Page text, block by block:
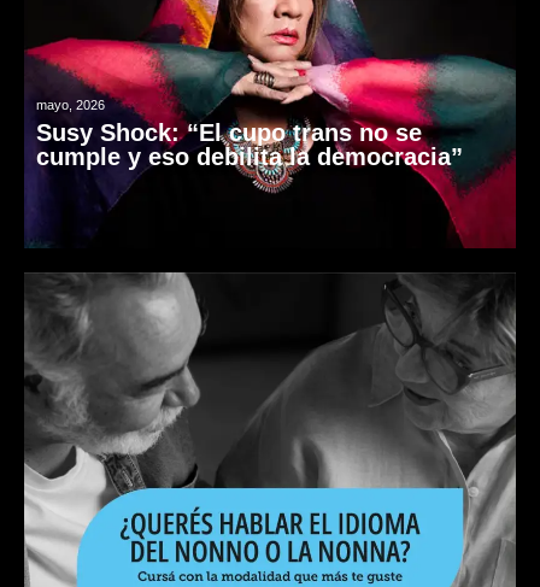
mayo, 2026
Susy Shock: “El cupo trans no se
cumple y eso debilita la democracia”